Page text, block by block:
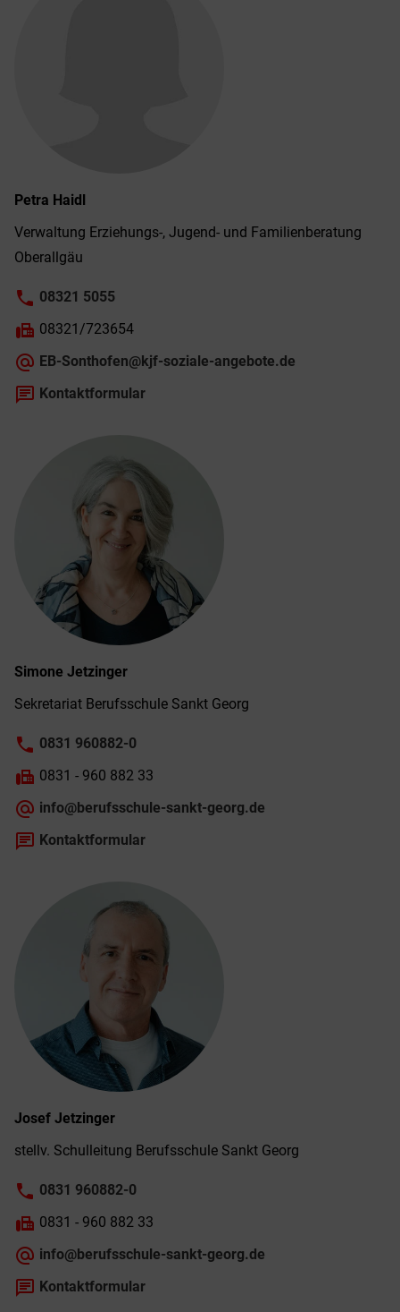
Petra Haidl
Verwaltung Erziehungs-, Jugend- und Familien­beratung
Ober­allgäu
phone 08321 5055
fax 08321/723654
alternate_email EB-Sonthofen@kjf-soziale-angebote.de
chat Kontaktformular
Simone Jetzinger
Sekretariat Berufs­schule Sankt Georg
phone 0831 960882-0
fax 0831 - 960 882 33
alternate_email info@berufsschule-sankt-georg.de
chat Kontaktformular
Josef Jetzinger
stellv. Schul­leitung Berufs­schule Sankt Georg
phone 0831 960882-0
fax 0831 - 960 882 33
alternate_email info@berufsschule-sankt-georg.de
chat Kontaktformular